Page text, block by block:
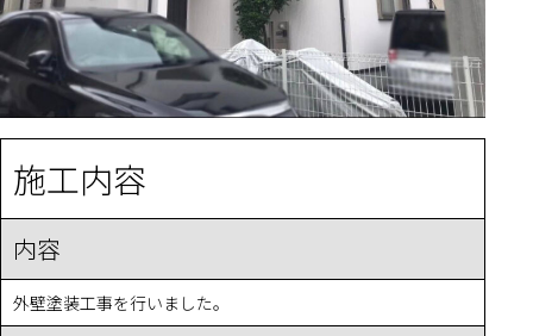
施工内容
内容
外壁塗装工事を行いました。